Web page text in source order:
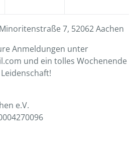
7, 52062 Aachen
Anmeldungen unter
und ein tolles Wochenende
e.V.